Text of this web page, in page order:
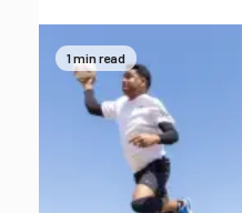
1 min read